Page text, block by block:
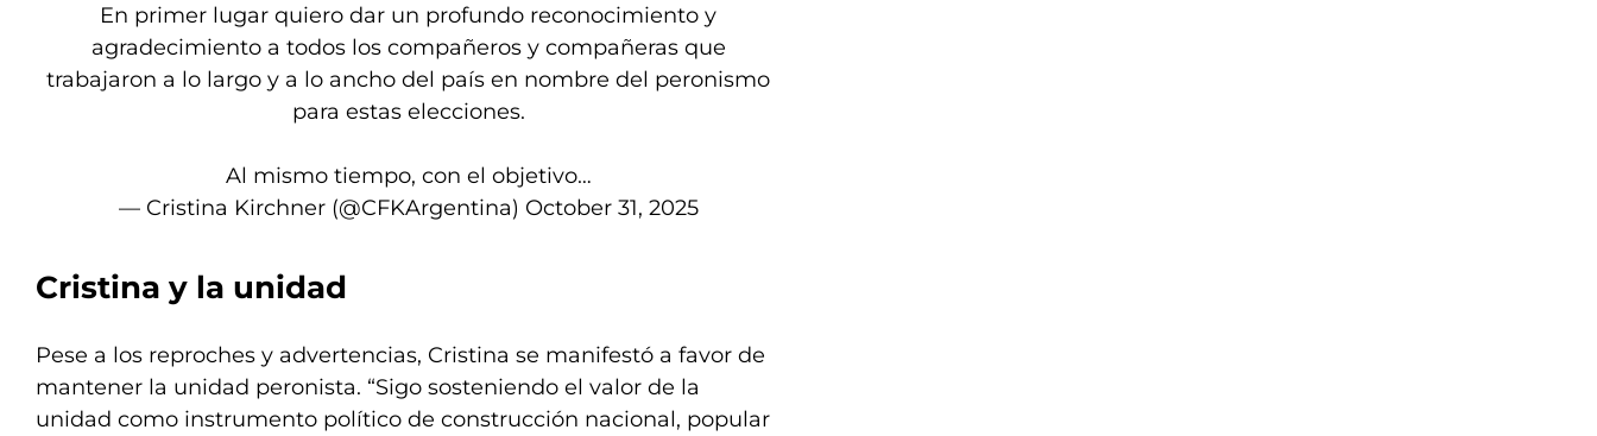
En primer lugar quiero dar un profundo reconocimiento y
agradecimiento a todos los compañeros y compañeras que
trabajaron a lo largo y a lo ancho del país en nombre del peronismo
para estas elecciones.
Al mismo tiempo, con el objetivo…
— Cristina Kirchner (@CFKArgentina) October 31, 2025
Cristina y la unidad
Pese a los reproches y advertencias, Cristina se manifestó a favor de
mantener la unidad peronista. “Sigo sosteniendo el valor de la
unidad como instrumento político de construcción nacional, popular